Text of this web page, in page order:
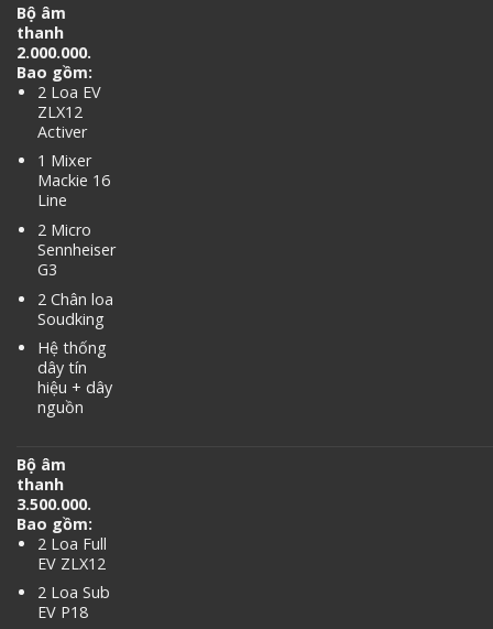
Bộ âm
thanh
2.000.000.
Bao gồm:
2 Loa EV
ZLX12
Activer
1 Mixer
Mackie 16
Line
2 Micro
Sennheiser
G3
2 Chân loa
Soudking
Hệ thống
dây tín
hiệu + dây
nguồn
Bộ âm
thanh
3.500.000.
Bao gồm:
2 Loa Full
EV ZLX12
2 Loa Sub
EV P18